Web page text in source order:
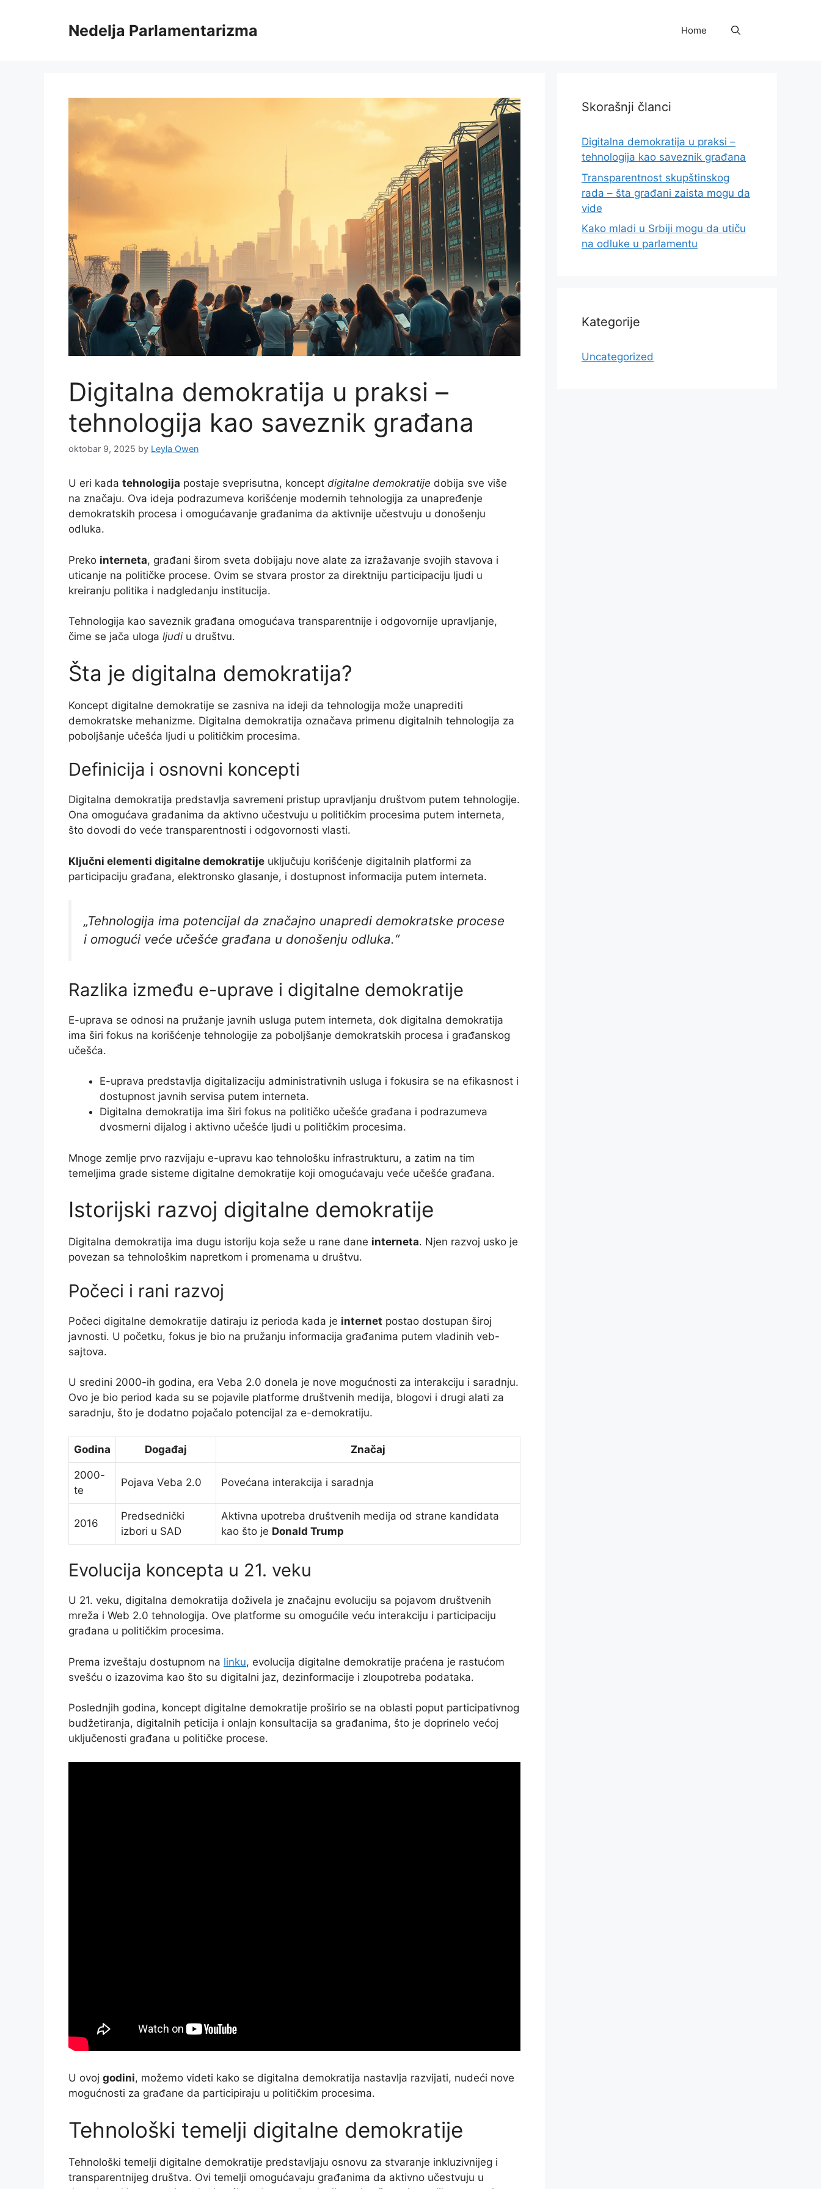
Nedelja Parlamentarizma Home
Digitalna demokratija u praksi –
tehnologija kao saveznik građana
oktobar 9, 2025 by Leyla Owen
U eri kada tehnologija postaje sveprisutna, koncept digitalne demokratije dobija sve više
na značaju. Ova ideja podrazumeva korišćenje modernih tehnologija za unapređenje
demokratskih procesa i omogućavanje građanima da aktivnije učestvuju u donošenju
odluka.
Preko interneta, građani širom sveta dobijaju nove alate za izražavanje svojih stavova i
uticanje na političke procese. Ovim se stvara prostor za direktniju participaciju ljudi u
kreiranju politika i nadgledanju institucija.
Tehnologija kao saveznik građana omogućava transparentnije i odgovornije upravljanje,
čime se jača uloga ljudi u društvu.
Šta je digitalna demokratija?
Koncept digitalne demokratije se zasniva na ideji da tehnologija može unaprediti
demokratske mehanizme. Digitalna demokratija označava primenu digitalnih tehnologija za
poboljšanje učešća ljudi u političkim procesima.
Definicija i osnovni koncepti
Digitalna demokratija predstavlja savremeni pristup upravljanju društvom putem tehnologije.
Ona omogućava građanima da aktivno učestvuju u političkim procesima putem interneta,
što dovodi do veće transparentnosti i odgovornosti vlasti.
Ključni elementi digitalne demokratije uključuju korišćenje digitalnih platformi za
participaciju građana, elektronsko glasanje, i dostupnost informacija putem interneta.
„Tehnologija ima potencijal da značajno unapredi demokratske procese
i omogući veće učešće građana u donošenju odluka.“
Razlika između e-uprave i digitalne demokratije
E-uprava se odnosi na pružanje javnih usluga putem interneta, dok digitalna demokratija
ima širi fokus na korišćenje tehnologije za poboljšanje demokratskih procesa i građanskog
učešća.
E-uprava predstavlja digitalizaciju administrativnih usluga i fokusira se na efikasnost i
dostupnost javnih servisa putem interneta.
Digitalna demokratija ima širi fokus na političko učešće građana i podrazumeva
dvosmerni dijalog i aktivno učešće ljudi u političkim procesima.
Mnoge zemlje prvo razvijaju e-upravu kao tehnološku infrastrukturu, a zatim na tim
temeljima grade sisteme digitalne demokratije koji omogućavaju veće učešće građana.
Istorijski razvoj digitalne demokratije
Digitalna demokratija ima dugu istoriju koja seže u rane dane interneta. Njen razvoj usko je
povezan sa tehnološkim napretkom i promenama u društvu.
Počeci i rani razvoj
Počeci digitalne demokratije datiraju iz perioda kada je internet postao dostupan široj
javnosti. U početku, fokus je bio na pružanju informacija građanima putem vladinih veb-
sajtova.
U sredini 2000-ih godina, era Veba 2.0 donela je nove mogućnosti za interakciju i saradnju.
Ovo je bio period kada su se pojavile platforme društvenih medija, blogovi i drugi alati za
saradnju, što je dodatno pojačalo potencijal za e-demokratiju.
Godina Događaj Značaj
2000-
te
Pojava Veba 2.0 Povećana interakcija i saradnja
2016
Predsednički
izbori u SAD
Aktivna upotreba društvenih medija od strane kandidata
kao što je Donald Trump
Evolucija koncepta u 21. veku
U 21. veku, digitalna demokratija doživela je značajnu evoluciju sa pojavom društvenih
mreža i Web 2.0 tehnologija. Ove platforme su omogućile veću interakciju i participaciju
građana u političkim procesima.
Prema izveštaju dostupnom na linku, evolucija digitalne demokratije praćena je rastućom
svešću o izazovima kao što su digitalni jaz, dezinformacije i zloupotreba podataka.
Poslednjih godina, koncept digitalne demokratije proširio se na oblasti poput participativnog
budžetiranja, digitalnih peticija i onlajn konsultacija sa građanima, što je doprinelo većoj
uključenosti građana u političke procese.
U ovoj godini, možemo videti kako se digitalna demokratija nastavlja razvijati, nudeći nove
mogućnosti za građane da participiraju u političkim procesima.
Tehnološki temelji digitalne demokratije
Tehnološki temelji digitalne demokratije predstavljaju osnovu za stvaranje inkluzivnijeg i
transparentnijeg društva. Ovi temelji omogućavaju građanima da aktivno učestvuju u
Skorašnji članci
Digitalna demokratija u praksi –
tehnologija kao saveznik građana
Transparentnost skupštinskog
rada – šta građani zaista mogu da
vide
Kako mladi u Srbiji mogu da utiču
na odluke u parlamentu
Kategorije
Uncategorized